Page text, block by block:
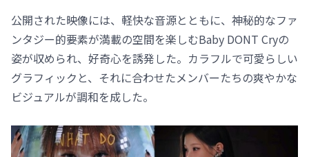
公開された映像には、軽快な音源とともに、神秘的なファ
ンタジー的要素が満載の空間を楽しむBaby DONT Cryの
姿が収められ、好奇心を誘発した。カラフルで可愛らしい
グラフィックと、それに合わせたメンバーたちの爽やかな
ビジュアルが調和を成した。